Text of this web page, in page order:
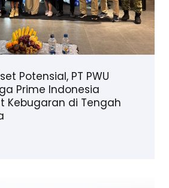
Potensial, PT PWU
Prime Indonesia
Kebugaran di Tengah